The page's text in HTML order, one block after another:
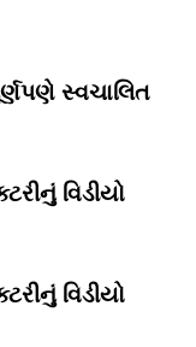
સ્વચાલિત
વિડીયો
વિડીયો